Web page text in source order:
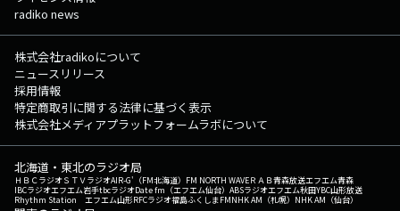
す！」 …というパパやママのリアルな声をお届けします。
▽07:20〜 【 ONE MORE NEWS 】 ここ1ヶ月ほどのニュースの中か
ら、 気になるものを“もう1つ”ピックアップ！ 今年も雪国では被害が
多発しましたが、雪害も大きな日本の課題。 雪害に勝つ克雪、逆に雪を
利用する利雪など、 これからの雪との向き合い方について考えま
す。 ▽07:29〜 【 交通情報 】 --- ▽07:33〜 【 TODAY'S
WEATHER GUIDE supported by DUNLOP 】 東京、大阪の今日のお天気
をお伝えします ▽07:35〜 【 HEADLINE NEWS 】 最新ニュースをお
通情報 】 --- ▽07:52〜 【 羽田フライトインフォメーション 】 --
- ▽08:01〜 【 イエローハット TODAY'S KEY NUMBER 】 毎日、数字
radiko news
株式会社radikoについて
ニュースリリース
採用情報
特定商取引に関する法律に基づく表示
株式会社メディアプラットフォームラボについて
北海道・東北のラジオ局
ＨＢＣラジオＳＴＶラジオAIR-G'（FM北海道） FM NORTH WAVEＲＡＢ青森放送エフエム青森
IBCラジオエフエム岩手tbcラジオDate fm（エフエム仙台） ABSラジオエフエム秋田YBC山形放送
Rhythm Station エフエム山形RFCラジオ福島ふくしまFMNHK AM（札幌） NHK AM（仙台）